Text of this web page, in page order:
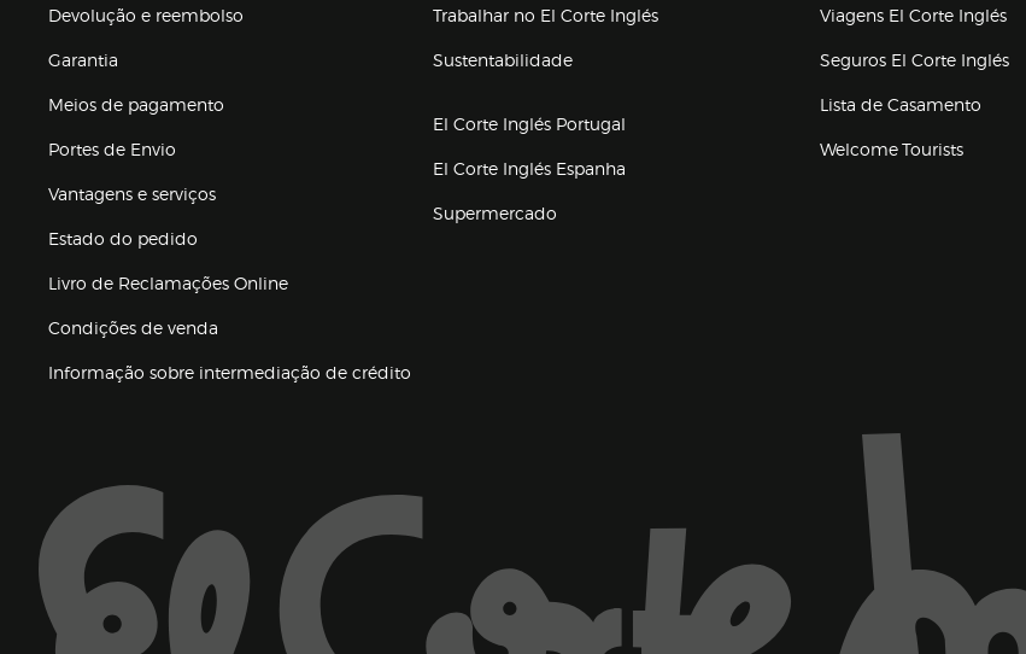
Devolução e reembolso
Garantia
Meios de pagamento
Portes de Envio
Vantagens e serviços
Estado do pedido
Livro de Reclamações Online
Condições de venda
Informação sobre intermediação de crédito
Trabalhar no El Corte Inglés(abre en nueva ventana)
Sustentabilidade
El Corte Inglés Portugal
El Corte Inglés Espanha
Supermercado
Viagens El Corte Inglés
Seguros El Corte Inglés
Lista de Casamento
Welcome Tourists
Marca El Corte Inglés